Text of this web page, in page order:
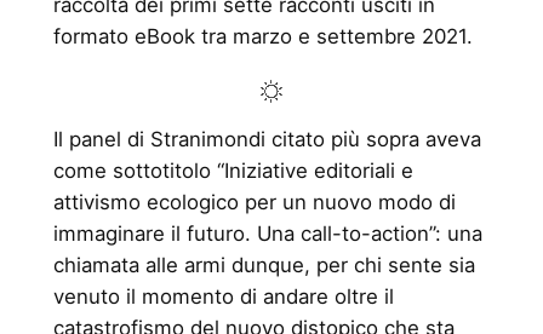
formato eBook tra marzo e settembre 2021.
Il panel di Stranimondi citato più sopra aveva
come sottotitolo “Iniziative editoriali e
attivismo ecologico per un nuovo modo di
immaginare il futuro. Una call-to-action”: una
chiamata alle armi dunque, per chi sente sia
venuto il momento di andare oltre il
catastrofismo del nuovo distopico che sta